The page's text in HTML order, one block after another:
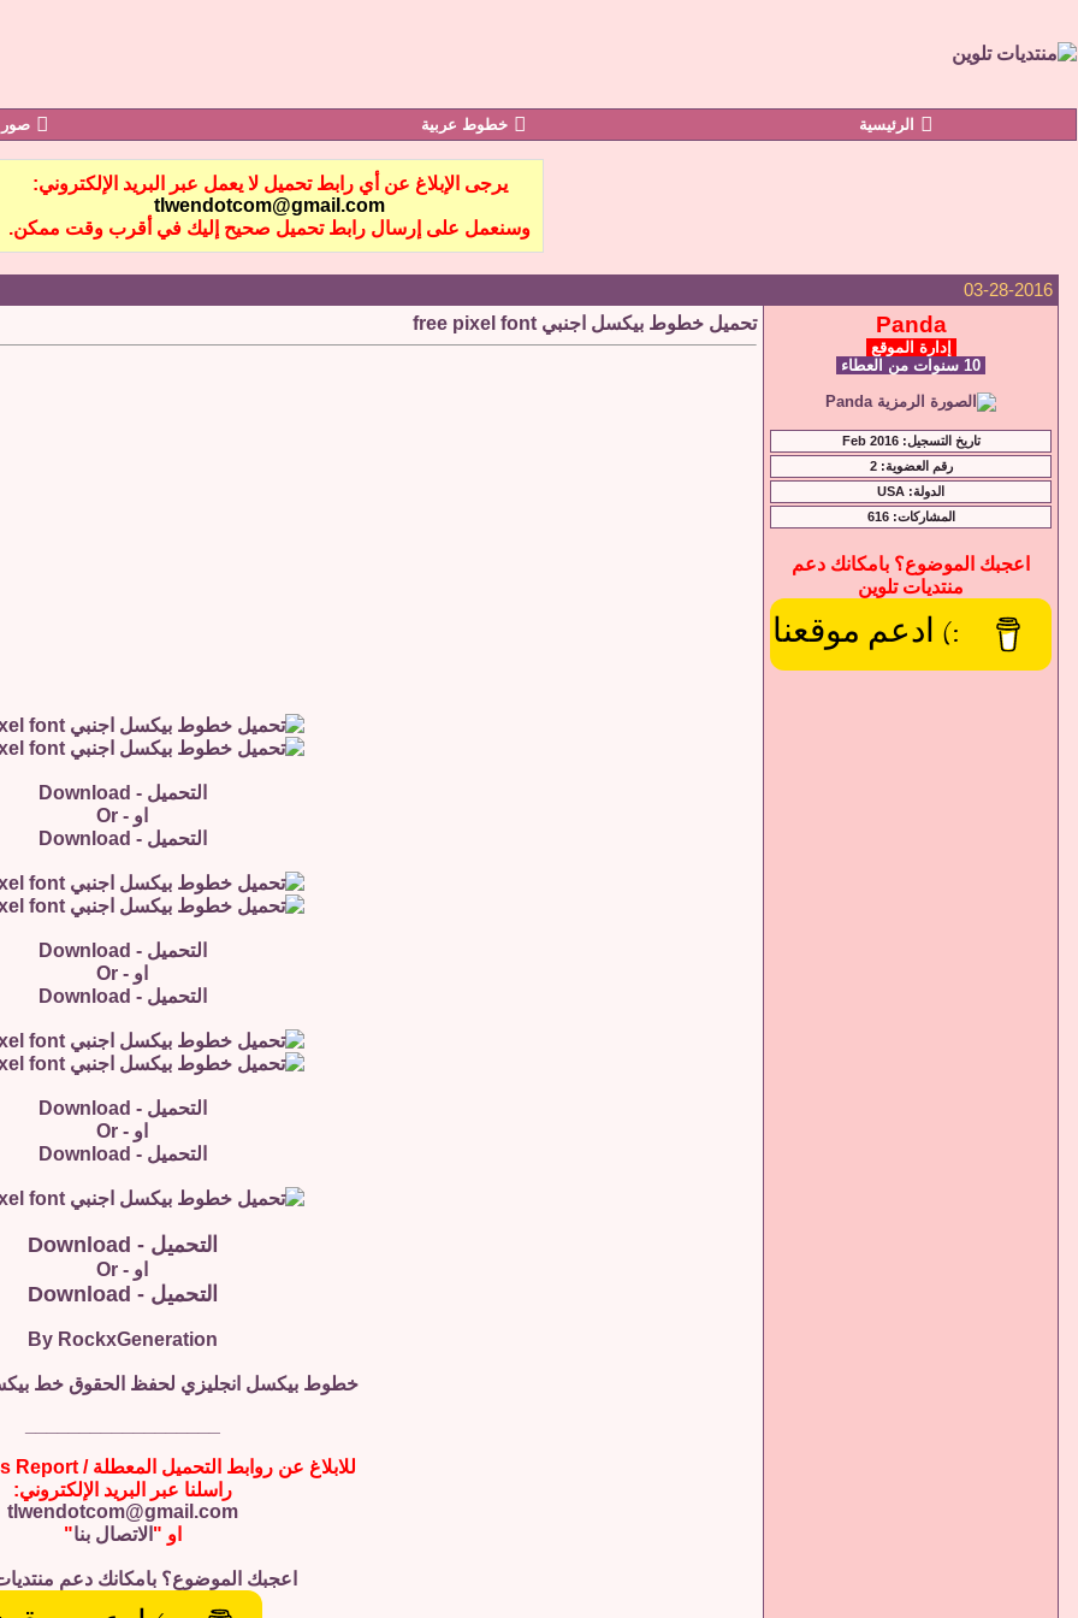
الرئيسية خطوط عربية صور
يرجى الإبلاغ عن أي رابط تحميل لا يعمل عبر البريد الإلكتروني:
tlwendotcom@gmail.com
وسنعمل على إرسال رابط تحميل صحيح إليك في أقرب وقت ممكن.
03-28-2016
Panda
إدارة الموقع
تاريخ التسجيل: Feb 2016
رقم العضوية: 2
الدولة: USA
المشاركات: 616
اعجبك الموضوع؟ بامكانك دعم
منتديات تلوين
:) ادعم موقعنا
تحميل خطوط بيكسل اجنبي free pixel font
التحميل - Download
او - Or
التحميل - Download
التحميل - Download
او - Or
التحميل - Download
التحميل - Download
او - Or
التحميل - Download
التحميل - Download
او - Or
التحميل - Download
By RockxGeneration
خطوط بيكسل انجليزي لحفظ الحقوق خط
للابلاغ عن روابط التحميل المعطلة / Broken Links Report
راسلنا عبر البريد الإلكتروني:
tlwendotcom@gmail.com
او " الاتصال بنا"
اعجبك الموضوع؟ بامكانك دعم